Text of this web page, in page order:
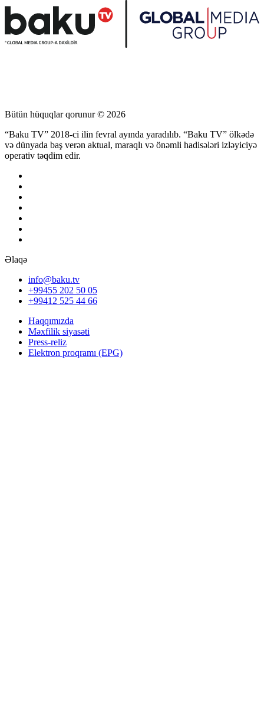
Bütün hüquqlar qorunur © 2026
“Baku TV” 2018-ci ilin fevral ayında yaradılıb. “Baku TV” ölkədə
və dünyada baş verən aktual, maraqlı və önəmli hadisələri izləyiciyə
operativ təqdim edir.
Əlaqə
info@baku.tv
+99455 202 50 05
+99412 525 44 66
Haqqımızda
Məxfilik siyasəti
Press-reliz
Elektron proqramı (EPG)